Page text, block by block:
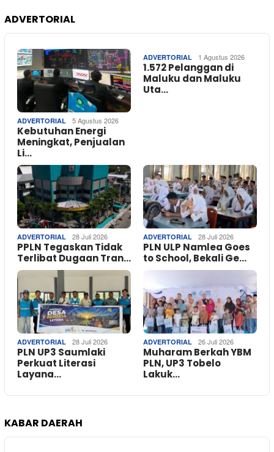
ADVERTORIAL
ADVERTORIAL 5 Agustus 2026
Kebutuhan Energi
Meningkat, Penjualan
Li…
ADVERTORIAL 1 Agustus 2026
1.572 Pelanggan di
Maluku dan Maluku
Uta…
ADVERTORIAL 28 Juli 2026
PPLN Tegaskan Tidak
Terlibat Dugaan Tran…
ADVERTORIAL 28 Juli 2026
PLN ULP Namlea Goes
to School, Bekali Ge…
ADVERTORIAL 28 Juli 2026
PLN UP3 Saumlaki
Perkuat Literasi
Layana…
ADVERTORIAL 26 Juli 2026
Muharam Berkah YBM
PLN, UP3 Tobelo
Lakuk…
KABAR DAERAH